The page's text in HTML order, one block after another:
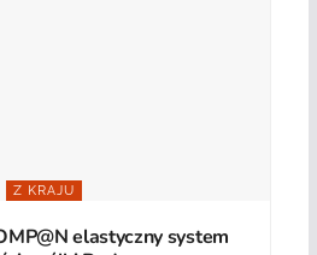
Z KRAJU
ela­styczny sys­tem